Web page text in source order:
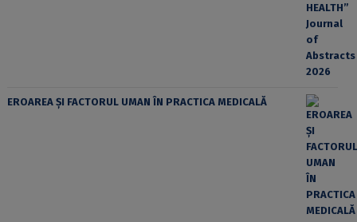
EROAREA ȘI FACTORUL UMAN ÎN PRACTICA MEDICALĂ